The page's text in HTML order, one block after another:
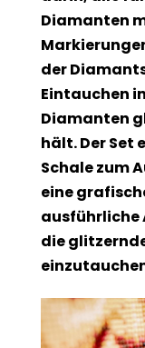
Diamanten
der
Eintauchen
Diamanten
hält. Der Set
Schale zum
eine
ausführliche
die